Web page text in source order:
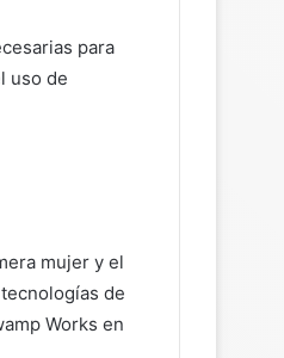
para
uso de
mujer y el
de
Works en